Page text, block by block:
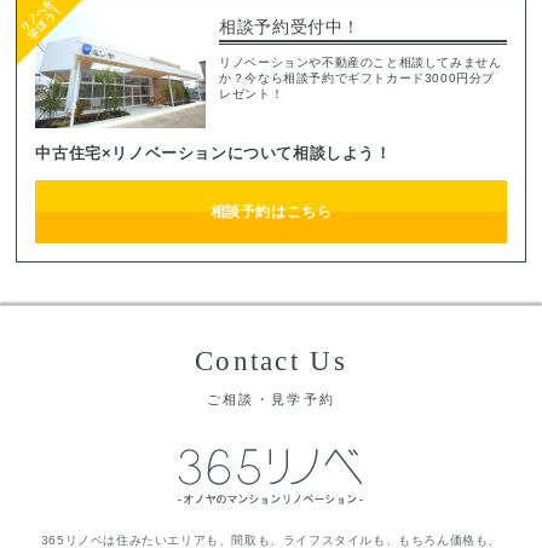
相談予約受付中！
リノベーションや不動産のこと相談してみません
か？今なら相談予約でギフトカード3000円分プ
レゼント！
中古住宅×リノベーションについて相談しよう！
相談予約はこちら
Contact Us
ご相談・見学予約
365リノベは住みたいエリアも、間取も、ライフスタイルも、もちろん価格も、